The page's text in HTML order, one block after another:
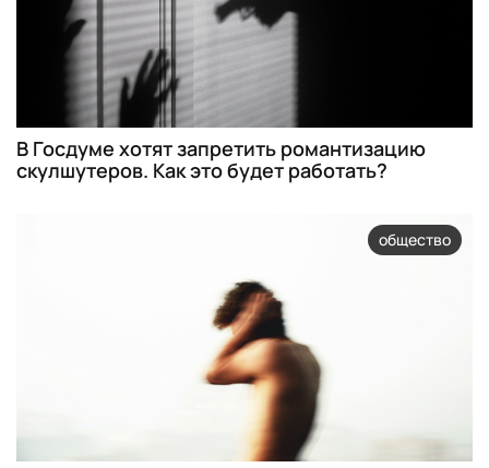
В Госдуме хотят запретить романтизацию
скулшутеров. Как это будет работать?
общество